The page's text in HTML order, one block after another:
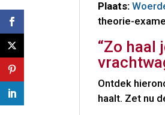
Plaats:
theorie-
“Zo haal
Ontdek
haalt. Zet nu